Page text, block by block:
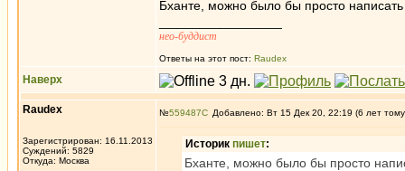
Бханте, можно было бы просто
нео-буддист
Ответы на этот пост: Raudex
Наверх
Raudex
Зарегистрирован: 16.11.2013
Суждений: 5829
Откуда: Москва
№559487 Добавлено: Вт 15 Дек 20, 22:19 (6 лет
Историк пишет:
Бханте, можно было бы просто